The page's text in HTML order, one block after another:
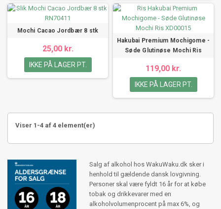
Jordbær Mochi: En frugtig og sødmefuld mochi fyldt med saftige
jordbærstykker.
Mango Mochi: En tropisk mochi med en eksotisk smag af moden
mango.
Sådan Nyder Du Mochi Riskager
For at få den bedste oplevelse med vores mochi riskager, følg disse
Fjern forsigtigt mochi riskagen fra emballagen.
Tag en bid og nyd den bløde tekstur og den søde smag.
teksturoplevelse.
Her er noget for enhver smag af både det søde og salte. Forkæl dig selv
eller overrask en særlig person med disse lækre og fortryllende
japanske delikatesser. Bestil vores mochi riskager i dag og oplev den
autentiske smag af japansk kulinaritet lige fra dit eget hjem!
Mochi Cacao Jordbær 8 stk
25,00 kr.
IKKE PÅ LAGER PT.
Hakubai Premium Mochigome -
Søde Glutinøse Mochi Ris
119,00 kr.
IKKE PÅ LAGER PT.
Viser 1-4 af 4 element(er)
Salg af alkohol hos WakuWaku.dk sker i
henhold til gældende dansk lovgivning.
Personer skal være fyldt 16 år for at købe
tobak og drikkevarer med en
alkoholvolumenprocent på max 6%, og